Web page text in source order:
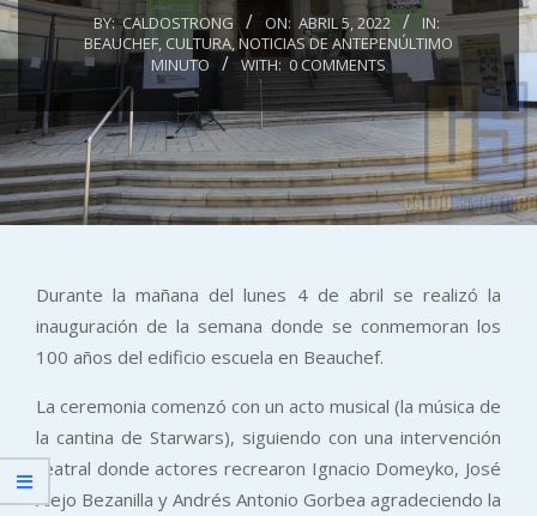
BY: CALDOSTRONG ON: ABRIL 5, 2022
IN:
BEAUCHEF CULTURA NOTICIAS DE ANTEPENÚLTIMO
MINUTO
WITH: 0 COMMENTS
Durante la mañana del lunes 4 de abril se realizó la
inauguración de la semana donde se conmemoran los
100 años del edificio escuela en Beauchef.
La ceremonia comenzó con un acto musical (la música de
la cantina de Starwars), siguiendo con una intervención
teatral donde actores recrearon Ignacio Domeyko, José
Alejo Bezanilla y Andrés Antonio Gorbea agradeciendo la